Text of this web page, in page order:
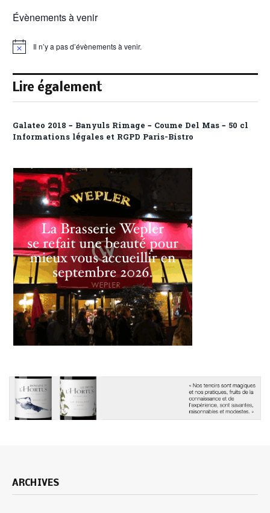
Évènements à venir
Notice Il n’y a pas d’évènements à venir.
Lire également
Galateo 2018 – Banyuls Rimage – Coume Del Mas – 50 cl
Informations légales et RGPD Paris-Bistro
ARCHIVES